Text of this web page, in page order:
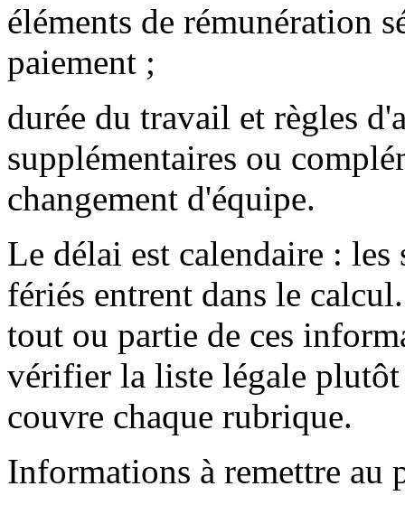
éléments de rémunération
paiement ;
durée du travail et règles
supplémentaires ou
changement d'équipe.
Le délai est calendaire :
fériés entrent dans le
tout ou partie de ces
vérifier la liste légale plutôt
couvre chaque rubrique.
Informations à remettre au